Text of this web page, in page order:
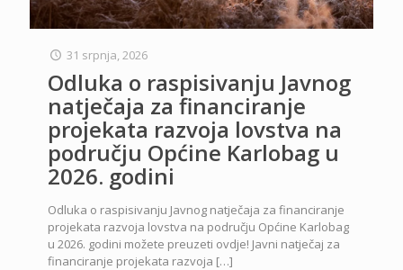
31 srpnja, 2026
Odluka o raspisivanju Javnog
natječaja za financiranje
projekata razvoja lovstva na
području Općine Karlobag u
2026. godini
Odluka o raspisivanju Javnog natječaja za financiranje
projekata razvoja lovstva na području Općine Karlobag
u 2026. godini možete preuzeti ovdje! Javni natječaj za
financiranje projekata razvoja […]